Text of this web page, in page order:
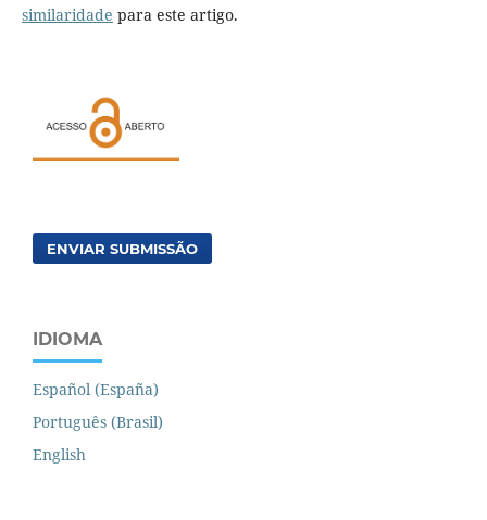
similaridade para este artigo.
ENVIAR SUBMISSÃO
IDIOMA
Español (España)
Português (Brasil)
English